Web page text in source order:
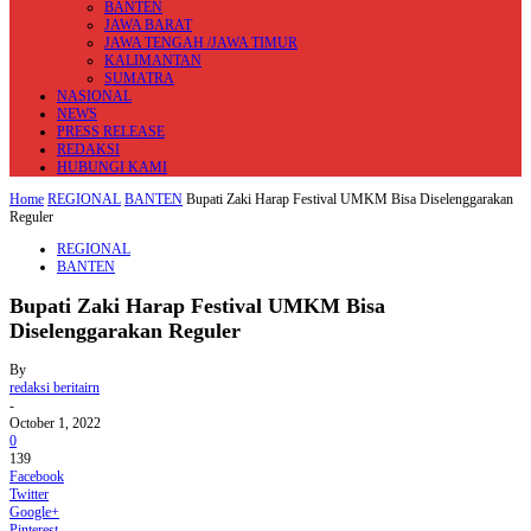
BANTEN
JAWA BARAT
JAWA TENGAH /JAWA TIMUR
KALIMANTAN
SUMATRA
NASIONAL
NEWS
PRESS RELEASE
REDAKSI
HUBUNGI KAMI
Home REGIONAL BANTEN Bupati Zaki Harap Festival UMKM Bisa Diselenggarakan
Reguler
REGIONAL
BANTEN
Bupati Zaki Harap Festival UMKM Bisa
Diselenggarakan Reguler
By
redaksi beritairn
-
October 1, 2022
0
139
Facebook
Twitter
Google+